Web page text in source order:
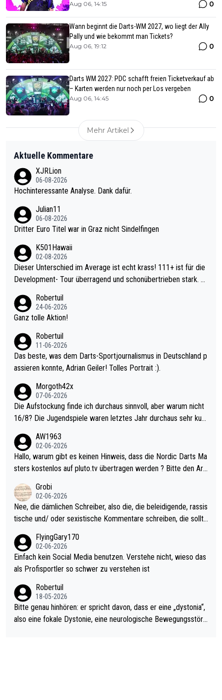
Aug 06, 14:15 0
Wann beginnt die Darts-WM 2027, wo liegt der Ally
Pally und wie bekommt man Tickets?
Aug 06, 19:12 0
Darts WM 2027: PDC schafft freien Ticketverkauf ab
– Karten werden nur noch per Los vergeben
Aug 06, 14:45 0
Mehr Artikel
Aktuelle Kommentare
XJRLion
06-08-2026
Hochinteressante Analyse. Dank dafür.
Julian11
06-08-2026
Dritter Euro Titel war in Graz nicht Sindelfingen
K501Hawaii
02-08-2026
Dieser Unterschied im Average ist echt krass! 111+ ist für die
Development- Tour überragend und schonübertrieben stark. U
mal 40+ erst recht. Da gewinnst keinen Blumentopf - ist ja noc
h krasser wie ein Pokalspiel eines Kreisligisten vs einem Bund
Robertuil
24-06-2026
Ganz tolle Aktion!
Robertuil
11-06-2026
Das beste, was dem Darts-Sportjournalismus in Deutschland p
assieren konnte, Adrian Geiler! Tolles Portrait :).
Morgoth42x
07-06-2026
Die Aufstockung finde ich durchaus sinnvoll, aber warum nicht
16/8? Die Jugendspiele waren letztes Jahr durchaus sehr kurz
Allerdings ist Mitchell Lawrie als Nummer 1 der Welt eh qualifi
ziert. Somit ändert die automatische Qualifikation des Weltmei
sters erstmal nichts. Ich denke sie wollen damit für nächstes J
ohl wenig WDF Turniere spielen. Dies war bei Archie Self letzt
es Jahr der Fall. Er musste als amtierender Weltmeister durch
den Qualifier und ich glaube kaum, dass Mitchel sich das (in Ve
el hat.
AW1963
02-06-2026
Hallo, warum gibt es keinen Hinweis, dass die Nordic Darts Ma
sters kostenlos auf pluto.tv übertragen werden ? Bitte den Arti
Grobi
02-06-2026
Nee, die dämlichen Schreiber, also die, die beleidigende, rassis
tische und/ oder sexistische Kommentare schreiben, die sollte
s Leben in den Griff kriegen. Nur eins wundert mich: Luke Little
r war doch neulich erst derjenige, der über Social Media GvV p
rovoziert hat. Und Littlers Mutter schießt öfters mal gegen Ric
FlyingGary170
02-06-2026
Einfach kein Social Media benutzen. Verstehe nicht, wieso das
als Profisportler so schwer zu verstehen ist
Robertuil
18-05-2026
Bitte genau hinhören: er spricht davon, dass er eine „dystonia“,
also eine fokale Dystonie, eine neurologische Bewegungsstöru